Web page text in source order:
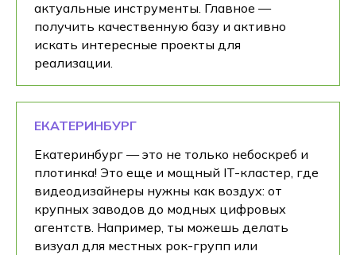
актуальные инструменты. Главное —
получить качественную базу и активно
искать интересные проекты для
реализации.
ЕКАТЕРИНБУРГ
Екатеринбург — это не только небоскреб и
плотинка! Это еще и мощный IT-кластер, где
видеодизайнеры нужны как воздух: от
крупных заводов до модных цифровых
агентств. Например, ты можешь делать
визуал для местных рок-групп или